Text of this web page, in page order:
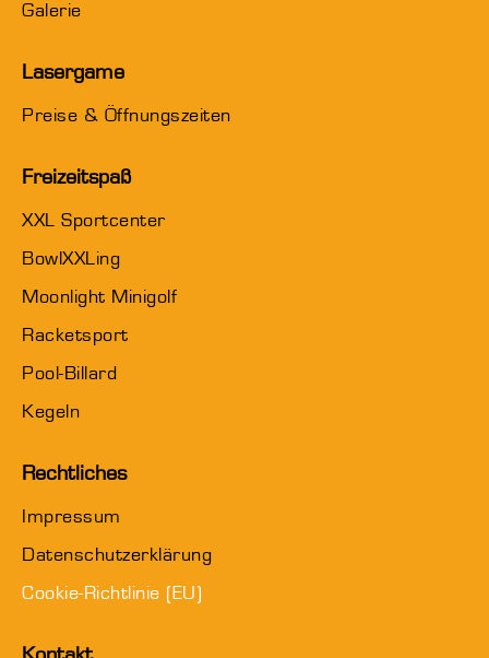
Galerie
Lasergame
Preise & Öffnungszeiten
Freizeitspaß
XXL Sportcenter
BowlXXLing
Moonlight Minigolf
Racketsport
Pool-Billard
Kegeln
Rechtliches
Impressum
Datenschutzerklärung
Cookie-Richtlinie (EU)